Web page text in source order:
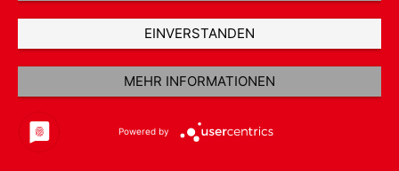
EINVERSTANDEN
MEHR INFORMATIONEN
Powered by